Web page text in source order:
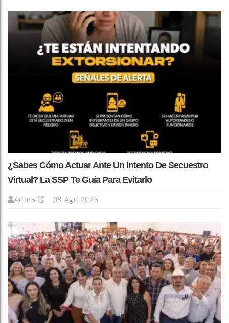
¿Sabes Cómo Actuar Ante Un Intento De Secuestro
Virtual? La SSP Te Guía Para Evitarlo
Adm3 08 Ago 2026